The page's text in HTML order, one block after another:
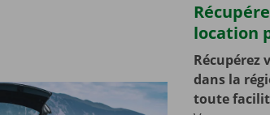
location
Récupérez
dans la
toute